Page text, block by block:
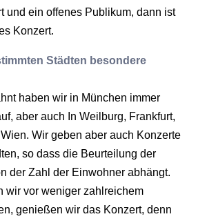
und ein offenes Publikum, dann ist
Konzert.
Städten besondere
haben wir in München immer
aber auch In Weilburg, Frankfurt,
Wir geben aber auch Konzerte
so dass die Beurteilung der
der Zahl der Einwohner abhängt.
wir vor weniger zahlreichem
genießen wir das Konzert, denn